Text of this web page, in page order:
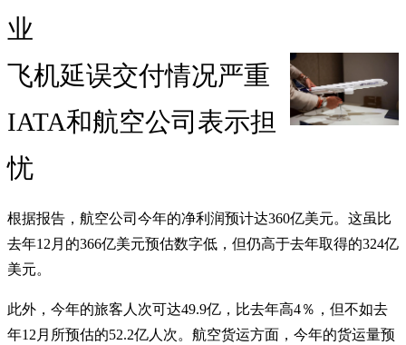
业
飞机延误交付情况严重
IATA和航空公司表示担
忧
根据报告，航空公司今年的净利润预计达360亿美元。这虽比
去年12月的366亿美元预估数字低，但仍高于去年取得的324亿
美元。
此外，今年的旅客人次可达49.9亿，比去年高4％，但不如去
年12月所预估的52.2亿人次。航空货运方面，今年的货运量预